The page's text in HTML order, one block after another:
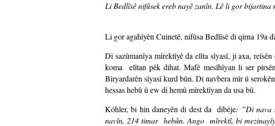
Li Bedlîsê nifûsek ereb nayê zanîn. Lê li gor bijartina
Li gor agahîyên Cuinetê, nifûsa Bedlîsê di qirna 19a
Di sazûmanîya mîrektîyê da elîta sîyasî, ji axa,
koma elîtan pêk dihat. Mafê mesîhîyan li ser
Biryardarên sîyasî kurd bûn. Di navbera mîr û
hessas hebû û ew di hemû mîrektîyan da usa bû.
Köhler, bi hin daneyên di dest da dibêje: ”Di nava
navîn, 214 timar hebûn. Ango mîrektî, bi